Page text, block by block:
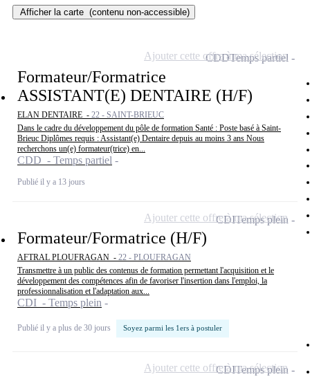
Afficher la carte (contenu non-accessible)
Formateur/Formatrice
ASSISTANT(E) DENTAIRE (H/F)
ELAN DENTAIRE - 22 - SAINT-BRIEUC
Dans le cadre du développement du pôle de formation Santé : Poste basé à Saint-
Brieuc Diplômes requis : Assistant(e) Dentaire depuis au moins 3 ans Nous
recherchons un(e) formateur(trice) en...
CDD - Temps partiel
Publié il y a 13 jours
CDDTemps partiel
Ajouter cette offre à ma sélection
Formateur/Formatrice (H/F)
AFTRAL PLOUFRAGAN - 22 - PLOUFRAGAN
Transmettre à un public des contenus de formation permettant l'acquisition et le
développement des compétences afin de favoriser l'insertion dans l'emploi, la
professionnalisation et l'adaptation aux...
CDI - Temps plein
Publié il y a plus de 30 jours Soyez parmi les 1ers à postuler
CDITemps plein
Ajouter cette offre à ma sélection
CDITemps plein
Ajouter cette offre à ma sélection